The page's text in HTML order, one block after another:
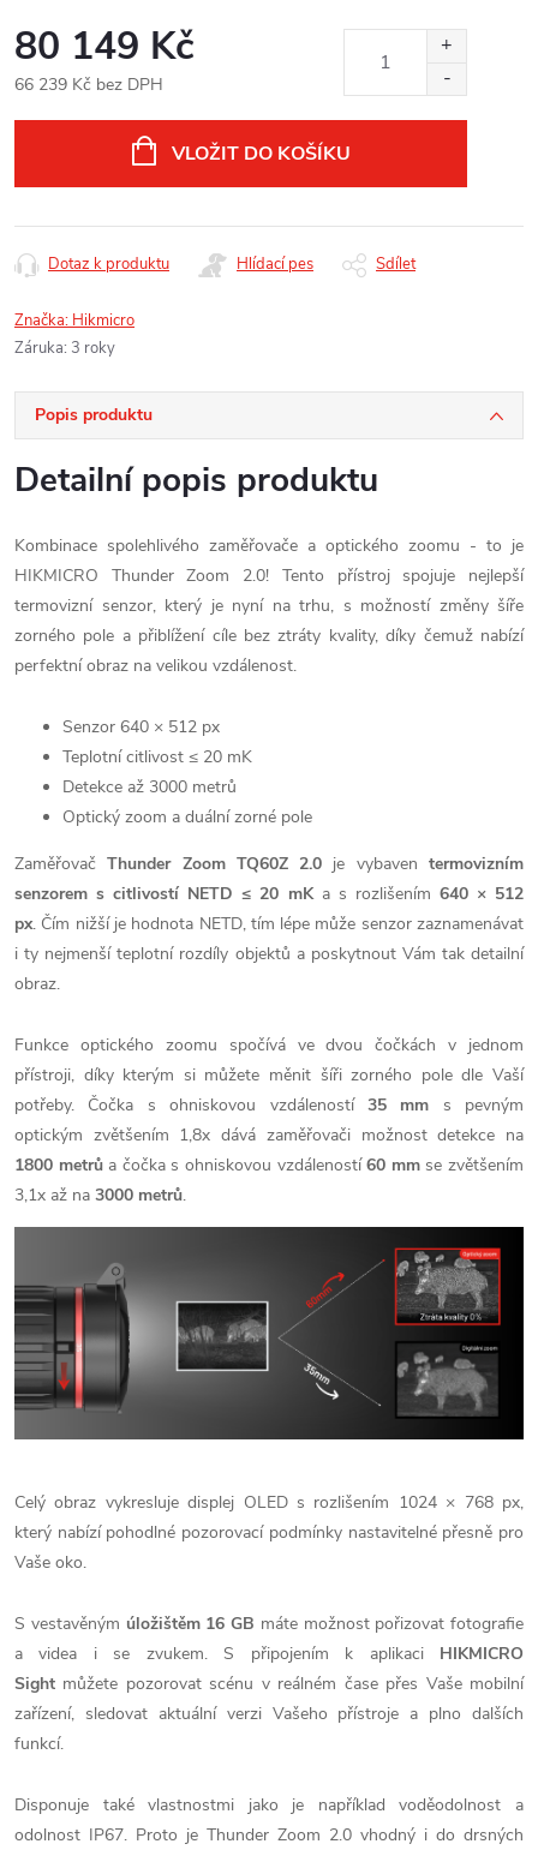
80 149 Kč
66 239 Kč bez DPH
VLOŽIT DO KOŠÍKU
Dotaz k produktu Hlídací pes Sdílet
Značka: Hikmicro
Záruka: 3 roky
Popis produktu
Detailní popis produktu
Kombinace spolehlivého zaměřovače a optického zoomu - to je
HIKMICRO Thunder Zoom 2.0! Tento přístroj spojuje nejlepší
termovizní senzor, který je nyní na trhu, s možností změny šíře
zorného pole a přiblížení cíle bez ztráty kvality, díky čemuž nabízí
perfektní obraz na velikou vzdálenost.
Senzor 640 × 512 px
Teplotní citlivost ≤ 20 mK
Detekce až 3000 metrů
Optický zoom a duální zorné pole
ZaměřovačThunder Zoom TQ60Z 2.0 je vybaventermovizním
senzorem s citlivostí NETD ≤ 20 mKa s rozlišením 640 × 512
px. Čím nižší je hodnota NETD, tím lépe může senzor zaznamenávat
i ty nejmenší teplotní rozdíly objektů a poskytnout Vám tak detailní
obraz.
Funkce optického zoomu spočívá ve dvou čočkách v jednom
přístroji, díky kterým si můžete měnit šíři zorného pole dle Vaší
potřeby. Čočka s ohniskovou vzdáleností 35 mm s pevným
optickým zvětšením 1,8x dává zaměřovači možnost detekce na
1800 metrů a čočka s ohniskovou vzdáleností60 mmse zvětšením
3,1x až na 3000 metrů.
Celý obraz vykresluje displej OLED s rozlišením 1024 × 768 px,
který nabízí pohodlné pozorovací podmínky nastavitelné přesně pro
Vaše oko.
S vestavěným úložištěm 16 GB máte možnost pořizovat fotografie
a videa i se zvukem. S připojením k aplikaci HIKMICRO
Sight můžete pozorovat scénu v reálném čase přes Vaše mobilní
zařízení, sledovat aktuální verzi Vašeho přístroje a plno dalších
funkcí.
Disponuje také vlastnostmi jako je například voděodolnost a
odolnost IP67. Proto je Thunder Zoom 2.0 vhodný i do drsných